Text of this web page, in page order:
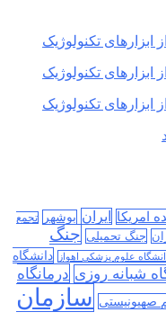
ابزارهای تکنولوژیک
ابزارهای تکنولوژیک
ابزارهای تکنولوژیک
امریکا ایران بوشهر
تجمع
جنگ تحمیلی جنگ
علوم پزشکی اهواز
دانشگاه
شبانه روزی درمانگاه
صهیونیستی سازمان